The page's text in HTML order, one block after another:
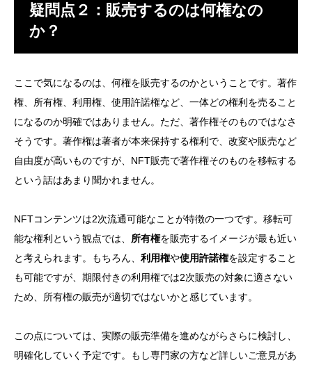
疑問点２：販売するのは何権なの
か？
ここで気になるのは、何権を販売するのかということです。著作
権、所有権、利用権、使用許諾権など、一体どの権利を売ること
になるのか明確ではありません。ただ、著作権そのものではなさ
そうです。著作権は著者が本来保持する権利で、改変や販売など
自由度が高いものですが、NFT販売で著作権そのものを移転する
という話はあまり聞かれません。
NFTコンテンツは2次流通可能なことが特徴の一つです。移転可
能な権利という観点では、 所有権を販売するイメージが最も近い
と考えられます。もちろん、 利用権や使用許諾権を設定すること
も可能ですが、期限付きの利用権では2次販売の対象に適さない
ため、所有権の販売が適切ではないかと感じています。
この点については、実際の販売準備を進めながらさらに検討し、
明確化していく予定です。もし専門家の方など詳しいご意見があ